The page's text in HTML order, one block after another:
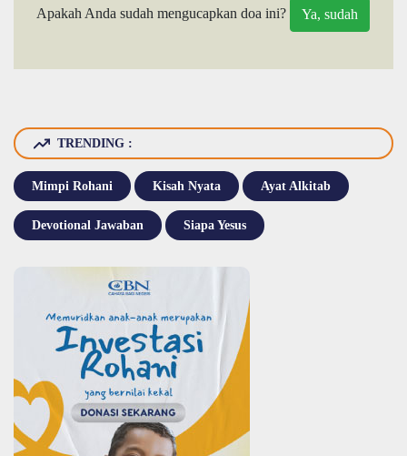
Apakah Anda sudah mengucapkan doa ini?
TRENDING :
Mimpi Rohani Kisah Nyata Ayat Alkitab
Devotional Jawaban Siapa Yesus